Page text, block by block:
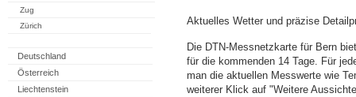
Zug
Zürich
Deutschland
Österreich
Liechtenstein
Aktuelles Wetter und präzise
Die DTN-Messnetzkarte für Bern
für die kommenden 14 Tage. Für
man die aktuellen Messwerte wie
weiterer Klick auf "Weitere